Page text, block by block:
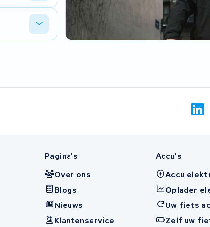
D3F
510 merken
Pagina's
Over ons
Blogs
Nieuws
Klantenservice
Accu's
Accu
Oplader
Uw fiets
Zelf uw